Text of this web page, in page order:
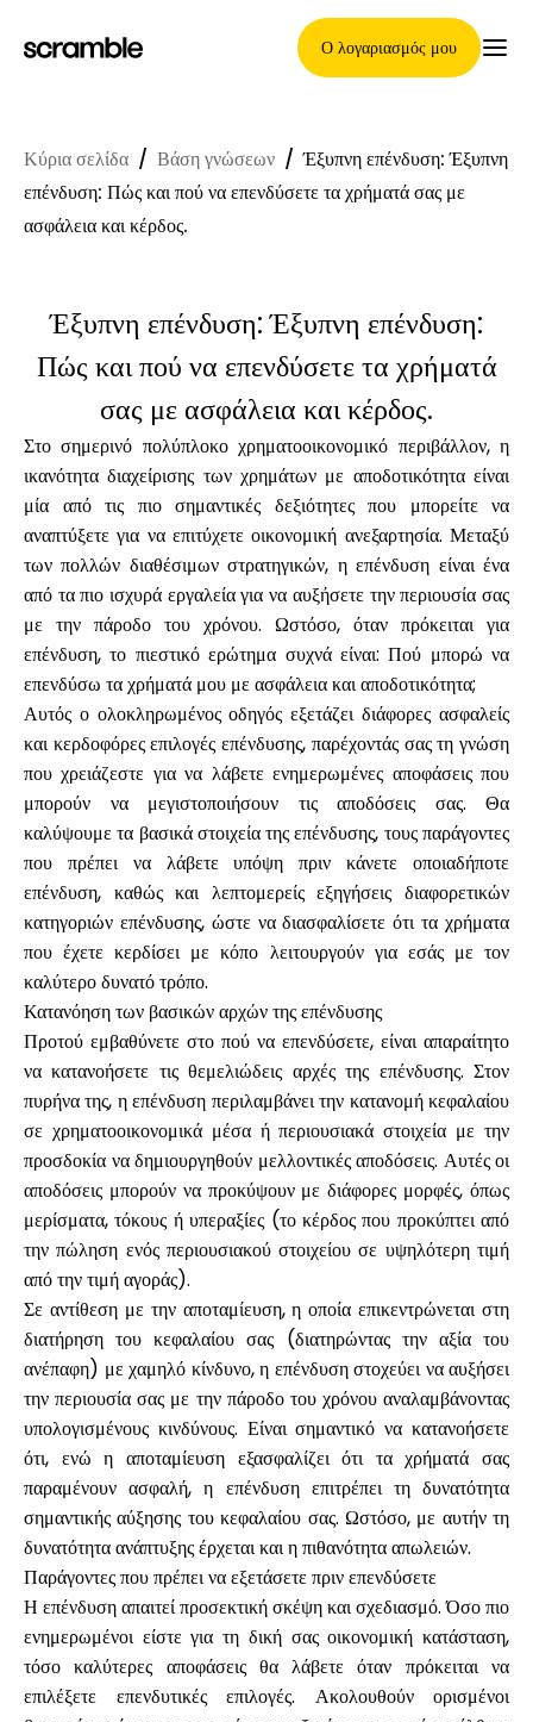
Ο λογαριασμός μου
Κύρια Σελίδα
Γκαλερί μαρκών
Επιλογή μάρκας
Υπολογιστές
Ιστορικό γύρων
Ιστολόγιο
Επικοινωνήστε μαζί μας
Βοήθεια
Ο λογαριασμός μου
Λάβετε χρηματοδότηση
ask@scrambleup.com
+372 712 2955
Κύρια σελίδα / Βάση γνώσεων / Έξυπνη επένδυση: Έξυπνη
επένδυση: Πώς και πού να επενδύσετε τα χρήματά σας με
ασφάλεια και κέρδος.
Έξυπνη επένδυση: Έξυπνη επένδυση:
Πώς και πού να επενδύσετε τα χρήματά
σας με ασφάλεια και κέρδος.
Στο σημερινό πολύπλοκο χρηματοοικονομικό περιβάλλον, η
ικανότητα διαχείρισης των χρημάτων με αποδοτικότητα είναι
μία από τις πιο σημαντικές δεξιότητες που μπορείτε να
αναπτύξετε για να επιτύχετε οικονομική ανεξαρτησία. Μεταξύ
των πολλών διαθέσιμων στρατηγικών, η επένδυση είναι ένα
από τα πιο ισχυρά εργαλεία για να αυξήσετε την περιουσία σας
με την πάροδο του χρόνου. Ωστόσο, όταν πρόκειται για
επένδυση, το πιεστικό ερώτημα συχνά είναι: Πού μπορώ να
επενδύσω τα χρήματά μου με ασφάλεια και αποδοτικότητα;
Αυτός ο ολοκληρωμένος οδηγός εξετάζει διάφορες ασφαλείς
και κερδοφόρες επιλογές επένδυσης, παρέχοντάς σας τη γνώση
που χρειάζεστε για να λάβετε ενημερωμένες αποφάσεις που
μπορούν να μεγιστοποιήσουν τις αποδόσεις σας. Θα
καλύψουμε τα βασικά στοιχεία της επένδυσης, τους παράγοντες
που πρέπει να λάβετε υπόψη πριν κάνετε οποιαδήποτε
επένδυση, καθώς και λεπτομερείς εξηγήσεις διαφορετικών
κατηγοριών επένδυσης, ώστε να διασφαλίσετε ότι τα χρήματα
που έχετε κερδίσει με κόπο λειτουργούν για εσάς με τον
καλύτερο δυνατό τρόπο.
Κατανόηση των βασικών αρχών της επένδυσης
Προτού εμβαθύνετε στο πού να επενδύσετε, είναι απαραίτητο
να κατανοήσετε τις θεμελιώδεις αρχές της επένδυσης. Στον
πυρήνα της, η επένδυση περιλαμβάνει την κατανομή κεφαλαίου
σε χρηματοοικονομικά μέσα ή περιουσιακά στοιχεία με την
προσδοκία να δημιουργηθούν μελλοντικές αποδόσεις. Αυτές οι
αποδόσεις μπορούν να προκύψουν με διάφορες μορφές, όπως
μερίσματα, τόκους ή υπεραξίες (το κέρδος που προκύπτει από
την πώληση ενός περιουσιακού στοιχείου σε υψηλότερη τιμή
από την τιμή αγοράς).
Σε αντίθεση με την αποταμίευση, η οποία επικεντρώνεται στη
διατήρηση του κεφαλαίου σας (διατηρώντας την αξία του
ανέπαφη) με χαμηλό κίνδυνο, η επένδυση στοχεύει να αυξήσει
την περιουσία σας με την πάροδο του χρόνου αναλαμβάνοντας
υπολογισμένους κινδύνους. Είναι σημαντικό να κατανοήσετε
ότι, ενώ η αποταμίευση εξασφαλίζει ότι τα χρήματά σας
παραμένουν ασφαλή, η επένδυση επιτρέπει τη δυνατότητα
σημαντικής αύξησης του κεφαλαίου σας. Ωστόσο, με αυτήν τη
δυνατότητα ανάπτυξης έρχεται και η πιθανότητα απωλειών.
Παράγοντες που πρέπει να εξετάσετε πριν επενδύσετε
Η επένδυση απαιτεί προσεκτική σκέψη και σχεδιασμό. Όσο πιο
ενημερωμένοι είστε για τη δική σας οικονομική κατάσταση,
τόσο καλύτερες αποφάσεις θα λάβετε όταν πρόκειται να
επιλέξετε επενδυτικές επιλογές. Ακολουθούν ορισμένοι